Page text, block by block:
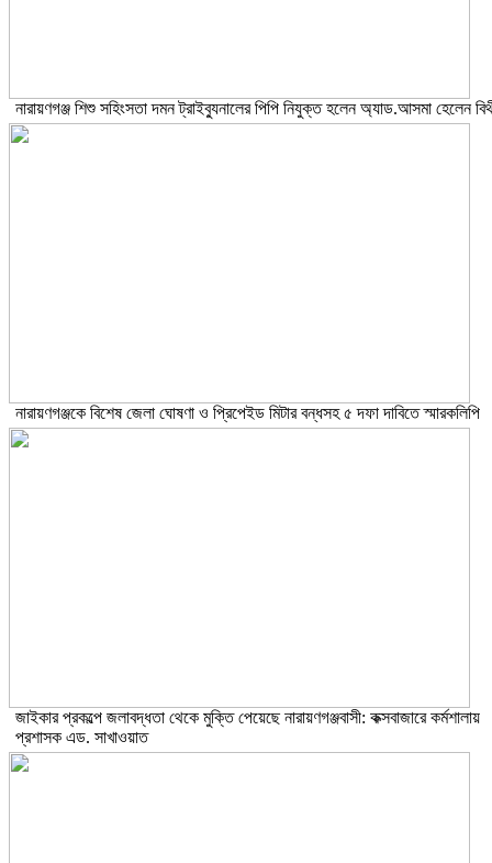
নারায়ণগঞ্জ শিশু সহিংসতা দমন ট্রাইব্যুনালের পিপি নিযুক্ত হলেন অ্যাড.আসমা হেলেন
নারায়ণগঞ্জকে বিশেষ জেলা ঘোষণা ও প্রিপেইড মিটার বন্ধসহ ৫ দফা দাবিতে স্মারকলিপি
জাইকার প্রকল্পে জলাবদ্ধতা থেকে মুক্তি পেয়েছে নারায়ণগঞ্জবাসী: কক্সবাজারে কর্মশালায়
প্রশাসক এড. সাখাওয়াত